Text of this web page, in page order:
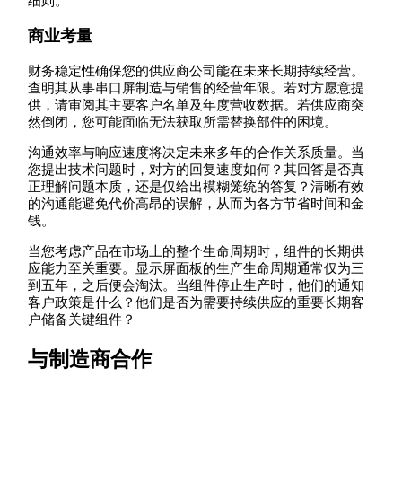
商业考量
财务稳定性确保您的供应商公司能在未来长期持续经营。
查明其从事串口屏制造与销售的经营年限。若对方愿意提
供，请审阅其主要客户名单及年度营收数据。若供应商突
然倒闭，您可能面临无法获取所需替换部件的困境。
沟通效率与响应速度将决定未来多年的合作关系质量。当
您提出技术问题时，对方的回复速度如何？其回答是否真
正理解问题本质，还是仅给出模糊笼统的答复？清晰有效
的沟通能避免代价高昂的误解，从而为各方节省时间和金
钱。
当您考虑产品在市场上的整个生命周期时，组件的长期供
应能力至关重要。显示屏面板的生产生命周期通常仅为三
到五年，之后便会淘汰。当组件停止生产时，他们的通知
客户政策是什么？他们是否为需要持续供应的重要长期客
户储备关键组件？
与制造商合作